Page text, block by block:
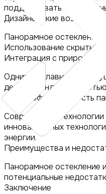
поддерживать
Дизайнерские
Панорамное остекление
Использование скрытых
Интеграция с природой
Одним из главных
делают ландшафт
Энергоэффективность
Современные
инновационных
энергии.
Преимущества и
Панорамное остекление
потенциальные
Заключение